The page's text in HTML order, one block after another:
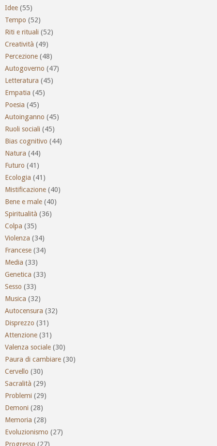
Idee (55)
Tempo (52)
Riti e rituali (52)
Creatività (49)
Percezione (48)
Autogoverno (47)
Letteratura (45)
Empatia (45)
Poesia (45)
Autoinganno (45)
Ruoli sociali (45)
Bias cognitivo (44)
Natura (44)
Futuro (41)
Ecologia (41)
Mistificazione (40)
Bene e male (40)
Spiritualità (36)
Colpa (35)
Violenza (34)
Francese (34)
Media (33)
Genetica (33)
Sesso (33)
Musica (32)
Autocensura (32)
Disprezzo (31)
Attenzione (31)
Valenza sociale (30)
Paura di cambiare (30)
Cervello (30)
Sacralità (29)
Problemi (29)
Demoni (28)
Memoria (28)
Evoluzionismo (27)
Progresso (27)